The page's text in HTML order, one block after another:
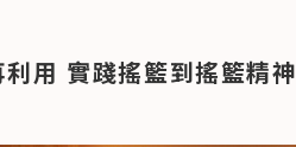
用 實踐搖籃到搖籃精神